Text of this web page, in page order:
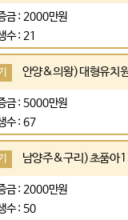
금 : 2000만원
수 : 21
안양&의왕)대형유치
금 : 5000만원
수 : 67
남양주&구리)초품아
금 : 2000만원
수 : 50